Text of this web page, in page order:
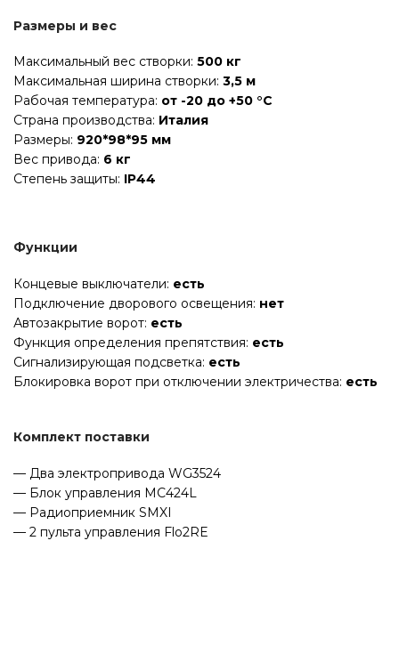
Размеры и вес
Максимальный вес створки: 500 кг
Максимальная ширина створки: 3,5 м
Рабочая температура: от -20 до +50 °C
Страна производства: Италия
Размеры: 920*98*95 мм
Вес привода: 6 кг
Степень защиты: IP44
Функции
Концевые выключатели: есть
Подключение дворового освещения: нет
Автозакрытие ворот: есть
Функция определения препятствия: есть
Сигнализирующая подсветка: есть
Блокировка ворот при отключении электричества: есть
Комплект поставки
— Два электропривода WG3524
— Блок управления MC424L
— Радиоприемник SMXI
— 2 пульта управления Flo2RE